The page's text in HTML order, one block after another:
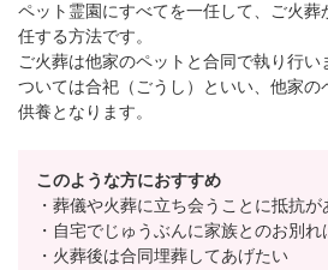
ペット霊園にすべてを一任して、ご火
任する方法です。
ご火葬は他家のペットと合同で執り行い
ついては合祀（ごうし）といい、他家
供養となります。
このような方におすすめ
・葬儀や火葬に立ち会うことに抵抗が
・自宅でじゅうぶんに家族とのお別
・火葬後は合同埋葬してあげたい